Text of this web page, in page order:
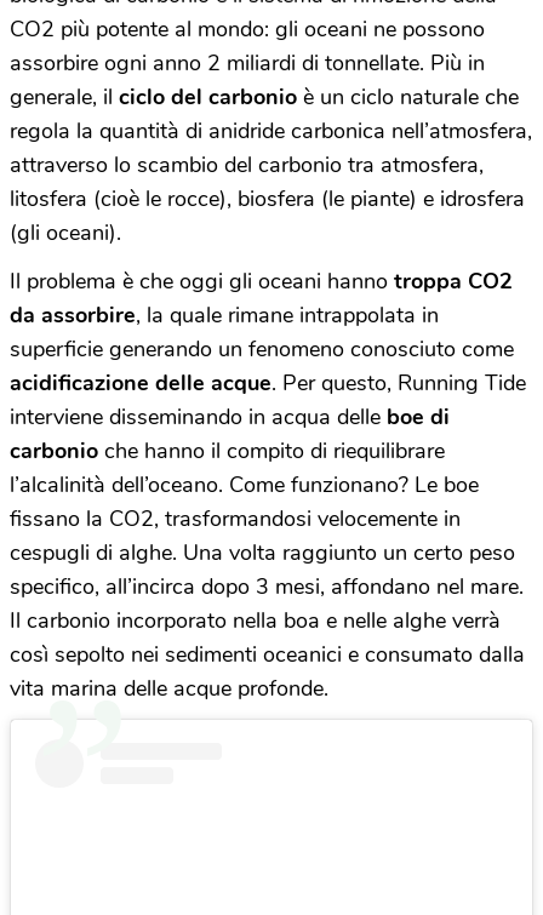
CO2 più potente al mondo: gli oceani ne possono
assorbire ogni anno 2 miliardi di tonnellate. Più in
generale, il ciclo del carbonio è un ciclo naturale che
regola la quantità di anidride carbonica nell’atmosfera,
attraverso lo scambio del carbonio tra atmosfera,
litosfera (cioè le rocce), biosfera (le piante) e idrosfera
(gli oceani).
Il problema è che oggi gli oceani hanno troppa CO2
da assorbire, la quale rimane intrappolata in
superficie generando un fenomeno conosciuto come
acidificazione delle acque. Per questo, Running Tide
interviene disseminando in acqua delle boe di
carbonio che hanno il compito di riequilibrare
l’alcalinità dell’oceano. Come funzionano? Le boe
fissano la CO2, trasformandosi velocemente in
cespugli di alghe. Una volta raggiunto un certo peso
specifico, all’incirca dopo 3 mesi, affondano nel mare.
Il carbonio incorporato nella boa e nelle alghe verrà
così sepolto nei sedimenti oceanici e consumato dalla
vita marina delle acque profonde.